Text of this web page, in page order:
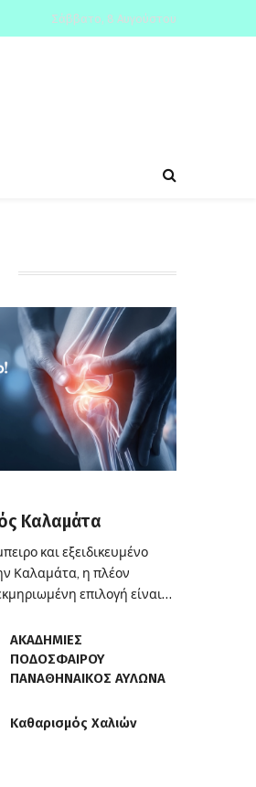
Σάββατο, 8 Αυγούστου
Καλαμάτα
και εξειδικευμένο
Καλαμάτα, η πλέον
επιλογή είναι…
ΑΚΑΔΗΜΙΕΣ
ΠΟΔΟΣΦΑΙΡΟΥ
ΠΑΝΑΘΗΝΑΙΚΟΣ ΑΥΛΩΝΑ
Καθαρισμός Χαλιών